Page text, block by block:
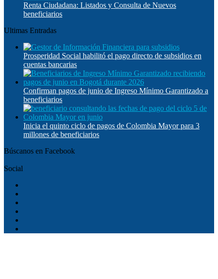
Renta Ciudadana: Listados y Consulta de Nuevos
beneficiarios
Ultimas Entradas
Prosperidad Social habilitó el pago directo de subsidios en
cuentas bancarias
Confirman pagos de junio de Ingreso Mínimo Garantizado a
beneficiarios
Inicia el quinto ciclo de pagos de Colombia Mayor para 3
millones de beneficiarios
Búscanos en Facebook
Social